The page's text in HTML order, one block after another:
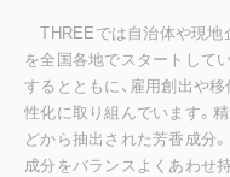
THREEでは自治体や現地
を全国各地でスタートして
するとともに、雇用創出や
性化に取り組んでいます。精
どから抽出された芳香成分
成分をバランスよくあわせ